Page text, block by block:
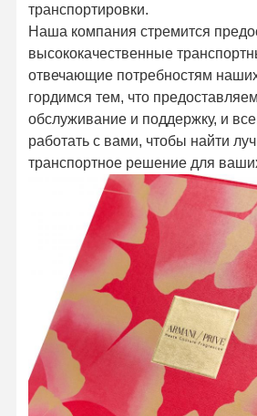
Главная
Страница
Продукция О
транспортировки.
Наша компания стремится
высококачественные
отвечающие потребностям
гордимся тем, что
обслуживание и поддержку, и
работать с вами, чтобы найти
транспортное решение для